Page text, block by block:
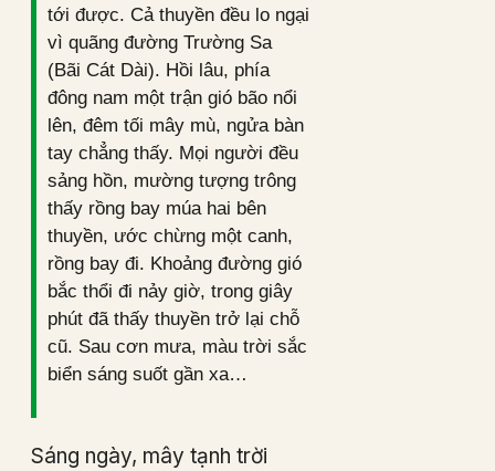
tới được. Cả thuyền đều lo ngại
vì quãng đường Trường Sa
(Bãi Cát Dài). Hồi lâu, phía
đông nam một trận gió bão nổi
lên, đêm tối mây mù, ngửa bàn
tay chẳng thấy. Mọi người đều
sảng hồn, mường tượng trông
thấy rồng bay múa hai bên
thuyền, ước chừng một canh,
rồng bay đi. Khoảng đường gió
bắc thổi đi nảy giờ, trong giây
phút đã thấy thuyền trở lại chỗ
cũ. Sau cơn mưa, màu trời sắc
biển sáng suốt gần xa…
Sáng ngày, mây tạnh trời